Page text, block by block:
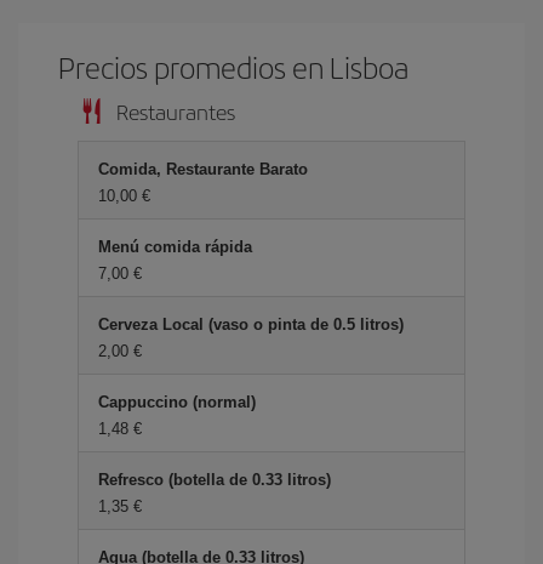
Precios promedios en Lisboa
Restaurantes
Comida, Restaurante Barato
10,00 €
Menú comida rápida
7,00 €
Cerveza Local (vaso o pinta de 0.5 litros)
2,00 €
Cappuccino (normal)
1,48 €
Refresco (botella de 0.33 litros)
1,35 €
Agua (botella de 0.33 litros)